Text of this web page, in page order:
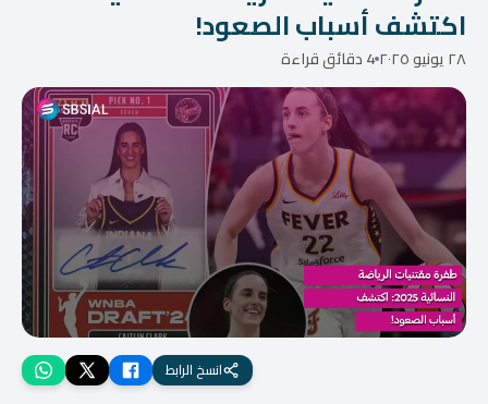
اكتشف أسباب الصعود!
٢٨ يونيو ٢٠٢٥ 4 دقائق قراءة
انسخ الرابط